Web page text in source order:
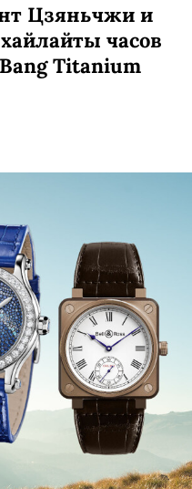
Цзяньчжи и
часов
Titanium